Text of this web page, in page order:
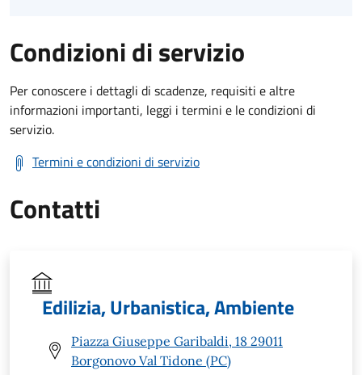
Condizioni di servizio
Per conoscere i dettagli di scadenze, requisiti e altre
informazioni importanti, leggi i termini e le condizioni di
servizio.
Termini e condizioni di servizio
Contatti
Edilizia, Urbanistica, Ambiente
Piazza Giuseppe Garibaldi, 18 29011
Borgonovo Val Tidone (PC)